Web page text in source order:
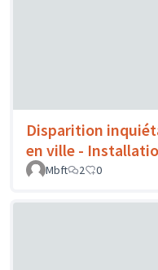
Disparition
en ville -
Mbft
2 0